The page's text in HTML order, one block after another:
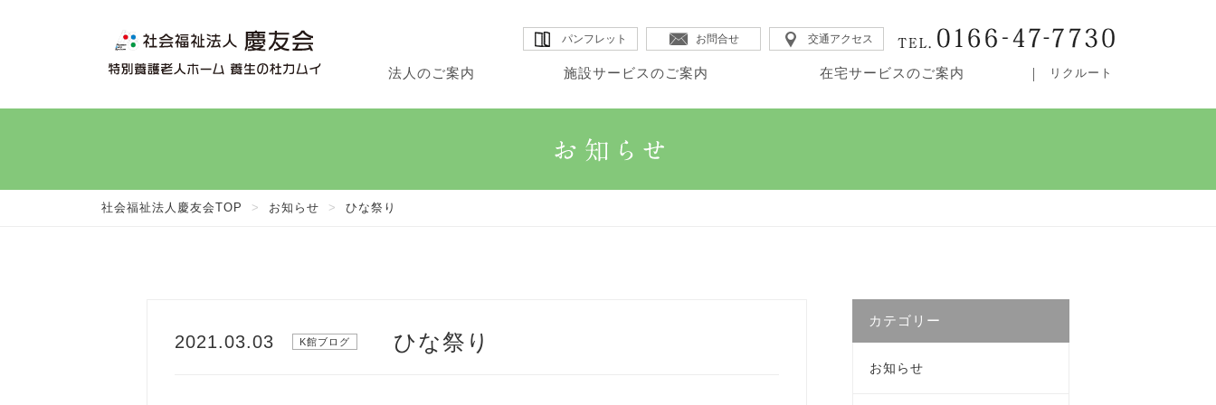
法人のご案内
法人のご案内
・理事長のご挨拶
・法人概要
・情報公開
施設サービスのご案内
施設サービスのご案内
・カムイ
・GHK館
在宅サービスのご案内
在宅サービスのご案内
・DSほたる
・SSカムイ
リクルート
パンフレット お問合せ 交通アクセス
社会福祉法人慶友会TOP > お知らせ > ひな祭り
2021.03.03 K館ブログ ひな祭り
カテゴリー
お知らせ